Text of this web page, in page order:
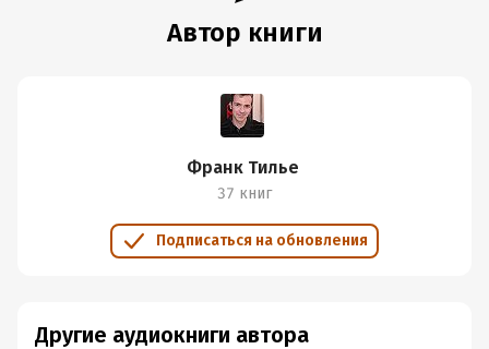
Автор книги
Франк Тилье
37 книг
Подписаться на обновления
Другие аудиокниги автора